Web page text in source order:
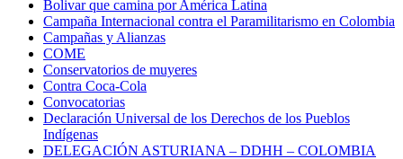
Bolivar que camina por América Latina
Campaña Internacional contra el Paramilitarismo en Colombia
Campañas y Alianzas
COME
Conservatorios de muyeres
Contra Coca-Cola
Convocatorias
Declaración Universal de los Derechos de los Pueblos
Indígenas
DELEGACIÓN ASTURIANA – DDHH – COLOMBIA